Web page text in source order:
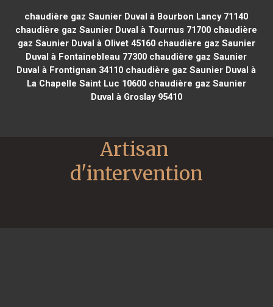
chaudière gaz Saunier Duval à Bourbon Lancy 71140
chaudière gaz Saunier Duval à Tournus 71700 chaudière
gaz Saunier Duval à Olivet 45160chaudière gaz Saunier
Duval à Fontainebleau 77300 chaudière gaz Saunier
Duval à Frontignan 34110 chaudière gaz Saunier Duval à
La Chapelle Saint Luc 10600chaudière gaz Saunier
Duval à Groslay 95410
Artisan
d'intervention